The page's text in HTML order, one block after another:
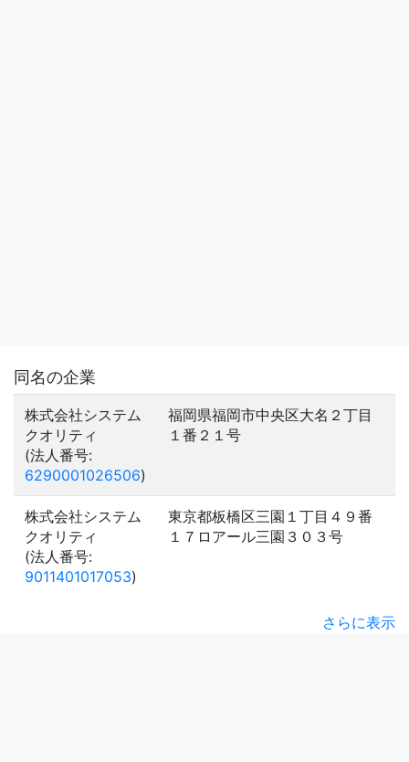
同名の企業
株式会社システム
クオリティ
(法人番号:
6290001026506)
福岡県福岡市中央区大名２丁目
１番２１号
株式会社システム
クオリティ
(法人番号:
9011401017053)
東京都板橋区三園１丁目４９番
１７ロアール三園３０３号
さらに表示